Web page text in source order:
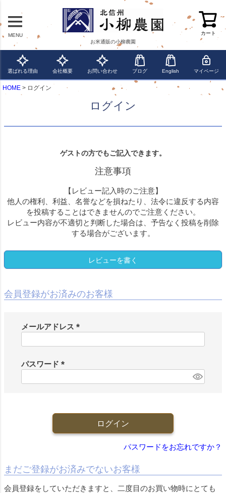
MENU
お米通販の小柳農園
カート
選ばれる理由 会社概要 お問い合わせ ブログ English マイページ
HOME ログイン
ログイン
ゲストの方でもご記入できます。
注意事項
【レビュー記入時のご注意】
他人の権利、利益、名誉などを損ねたり、法令に違反する内容
を投稿することはできませんのでご注意ください。
レビュー内容が不適切と判断した場合は、予告なく投稿を削除
する場合がございます。
レビューを書く
会員登録がお済みのお客様
メールアドレス
必
)
パスワード
必
ログイン
パスワードをお忘れですか？
まだご登録がお済みでないお客様
会員登録をしていただきますと、二度目のお買い物時にとても